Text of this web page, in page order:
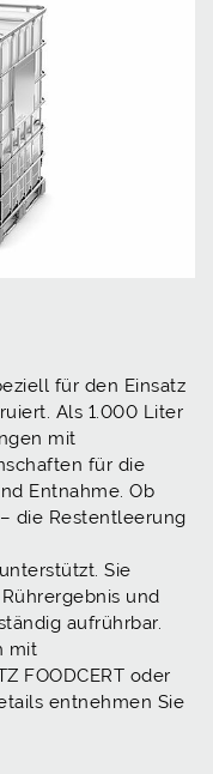
für den Einsatz
Als 1.000 Liter
mit
für die
Entnahme. Ob
die Restentleerung
Sie
und
aufrührbar.
mit
FOODCERT oder
entnehmen Sie